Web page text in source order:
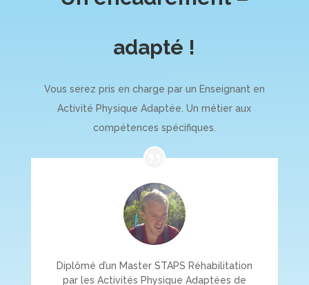
adapté !
Vous serez pris en charge par un Enseignant en
Activité Physique Adaptée. Un métier aux
compétences spécifiques.
Diplômé d’un Master STAPS Réhabilitation
par les Activités Physique Adaptées de